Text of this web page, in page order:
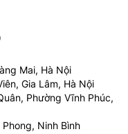
Mai, Hà Nội
Gia Lâm, Hà Nội
Phường Vĩnh Phúc,
Ninh Bình